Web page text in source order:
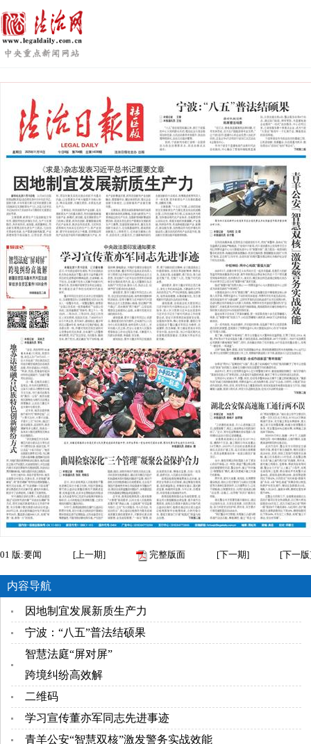
01 版:要闻 [上一期] 完整版面 [下一期] [下一版
内容导航
因地制宜发展新质生产力
宁波：“八五”普法结硕果
智慧法庭“屏对屏”
跨境纠纷高效解
二维码
学习宣传董亦军同志先进事迹
青羊公安“智慧双核”激发警务实战效能